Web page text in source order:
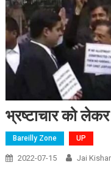
भ्रष्टाचार को
Bareilly Zone UP
2022-07-15 Jai